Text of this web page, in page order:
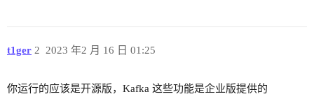
t1ger 2023 年2 月 16 日 01:25
2
你运行的应该是开源版，Kafka 这些功能是企业版提供的